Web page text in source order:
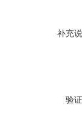
补充
验